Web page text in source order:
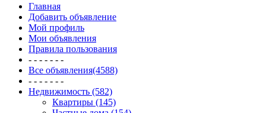
Главная
Добавить объявление
Мой профиль
Мои объявления
Правила пользования
- - - - - - -
Все объявления(4588)
- - - - - - -
Недвижимость (582)
Квартиры (145)